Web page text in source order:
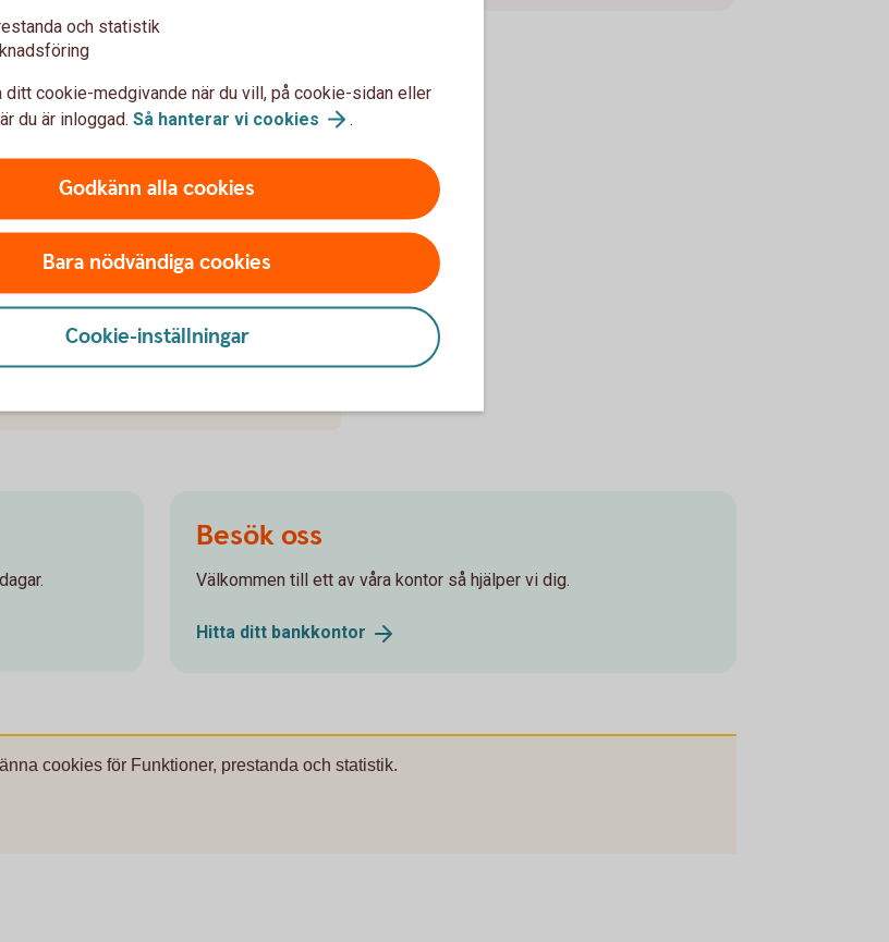
Besök oss
Välkommen till ett av våra kontor så hjälper vi dig.
Hitta ditt bankkontor
cookies för Funktioner, prestanda och statistik.
och statistik
ditt cookie-medgivande när du vill, på cookie-sidan eller
du är inloggad. Så hanterar vi cookies .
Godkänn alla cookies
Bara nödvändiga cookies
Cookie-inställningar